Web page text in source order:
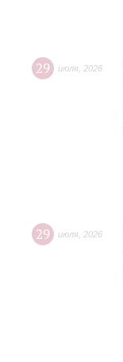
29 июля 2026
29 июля 2026